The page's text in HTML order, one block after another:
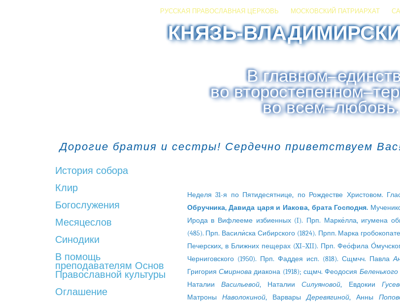
РУССКАЯ ПРАВОСЛАВНАЯ ЦЕРКОВЬ МОСКОВСКИЙ ПАТРИАРХАТ
КНЯЗЬ-
В главном–
во второстепенном–
во всем–любовь.
Дорогие братия и сестры! Сердечно приветствуем
История собора
Клир
Богослужения
Месяцеслов
Синодики
В помощь
преподавателям Основ
Православной культуры
Оглашение
Неделя 31-я по Пятидесятнице, по Рождестве Христовом.
Обручника, Давида царя и Иакова, брата Господня.
Ирода в Вифлееме избиенных (I). Прп. Марке́лла, игумена
(485). Прп. Васили́ска Сибирского (1824). Прпп. Марка
Печерских, в Ближних пещерах (XI–XII). Прп. Фео́фила
Черниговского (1950). Прп. Фаддея исп. (818). Сщмчч. Павла
Григория Смирновадиакона (1918); сщмч. Феодосия Беленького
Наталии Васильевой, НаталииСилуяновой, Евдокии
Матроны Наволокиной, ВарварыДеревягиной, Анны